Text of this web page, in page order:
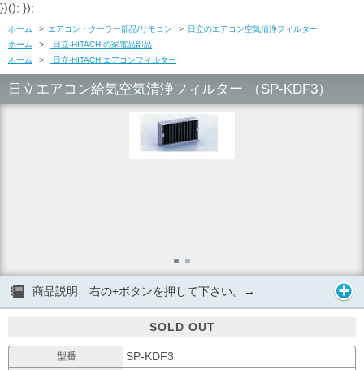
})(); });
ホーム > エアコン・クーラー部品/リモコン > 日立のエアコン空気清浄フィルター
ホーム
>
日立-HITACHIの家電品部品
ホーム
> 日立-HITACHIエアコンフィルター
日立エアコン給気空気清浄フィルター （SP-KDF3）
商品説明 右の+ボタンを押して下さい。→
SOLD OUT
型番 SP-KDF3